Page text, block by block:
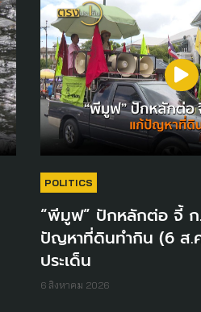
POLITICS
“พีมูฟ” ปักหลักต่อ จี้ ก
ปัญหาที่ดินทำกิน (6 ส.
ประเด็น
6 สิงหาคม 2026